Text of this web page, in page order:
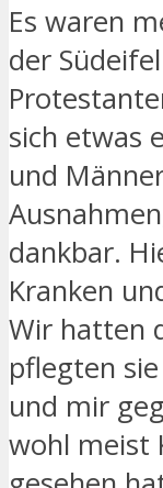
Es waren
der
sich etwas
und
dankbar.
Kranken
Wir hatten
pflegten
und mir
wohl meist